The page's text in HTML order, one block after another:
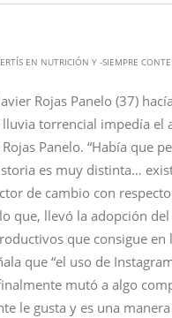
EN NUTRICIÓN Y -SIEMPRE
Rojas Panelo (37)
torrencial impedía el
Panelo. “Había que
es muy distinta…
de cambio con
que, llevó la adopción
que consigue
que “el uso de
mutó a algo
le gusta y es una